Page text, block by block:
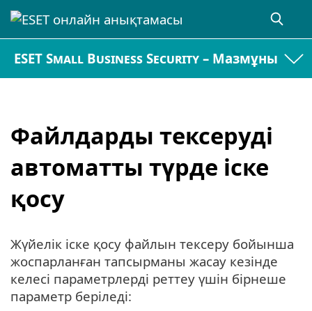
ESET Small Business Security – Мазмұны
Файлдарды тексеруді
автоматты түрде іске
қосу
Жүйелік іске қосу файлын тексеру бойынша
жоспарланған тапсырманы жасау кезінде
келесі параметрлерді реттеу үшін бірнеше
параметр беріледі: